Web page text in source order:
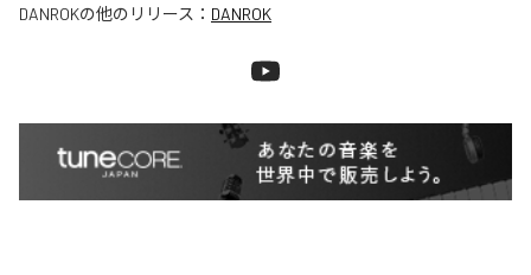
DANROKの他のリリース： DANROK